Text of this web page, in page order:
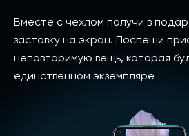
Вместе с чехлом получи в
заставку на экран. Поспеши
неповторимую вещь, которая
единственном экземпляре